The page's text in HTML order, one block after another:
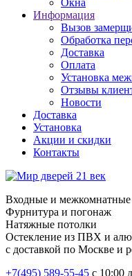
Окна
Информация
Вызов
Обработка
Доставка
Оплата
Установка
Отзывы
Новости
Доставка
Установка
Акции и скидки
Контакты
Входные и межкомнатные
Фурнитура и погонаж
Натяжные потолки
Остекление из ПВХ и
с доставкой по Москве и
+7(495) 589-55-45 с 10:00